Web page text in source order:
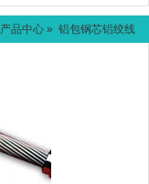
产品中心 » 铝包钢芯铝绞线